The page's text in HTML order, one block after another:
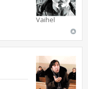
Vaihel